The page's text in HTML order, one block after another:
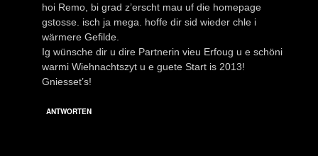
hoi Remo, bi grad z’erscht mau uf die homepage
gstosse. isch ja mega. hoffe dir sid wieder chle i
wärmere Gefilde.
Ig wünsche dir u dire Partnerin vieu Erfoug u e schöni
warmi Wiehnachtszyt u e guete Start is 2013!
Gniesset’s!
ANTWORTEN